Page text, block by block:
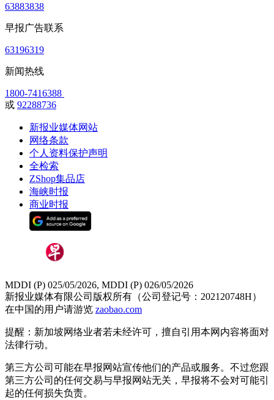
63883838
早报广告联系
63196319
新闻热线
1800-7416388
或 92288736
新报业媒体网站
网络条款
个人资料保护声明
全检索
ZShop集品店
海峡时报
商业时报
MDDI (P) 025/05/2026, MDDI (P) 026/05/2026
新报业媒体有限公司版权所有（公司登记号：202120748H）
在中国的用户请游览 zaobao.com
提醒：新加坡网络业者若未经许可，擅自引用本网内容将面对
法律行动。
第三方公司可能在早报网站宣传他们的产品或服务。不过您跟
第三方公司的任何交易与早报网站无关，早报将不会对可能引
起的任何损失负责。